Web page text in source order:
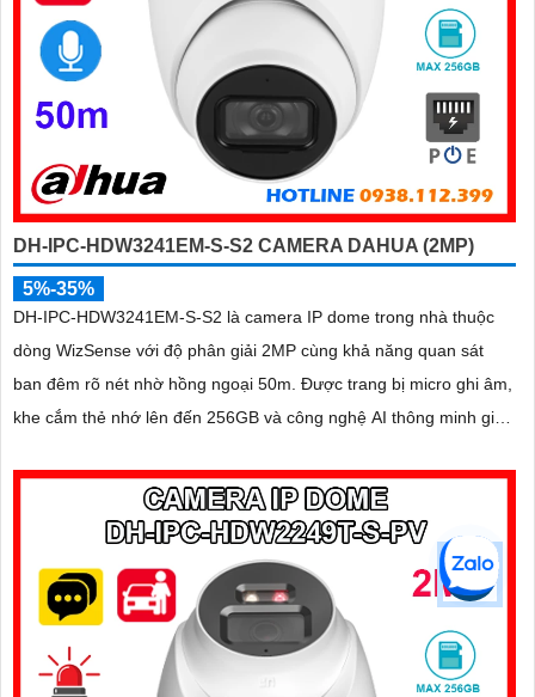
DH-IPC-HDW3241EM-S-S2 CAMERA DAHUA (2MP)
5%-35%
DH-IPC-HDW3241EM-S-S2 là camera IP dome trong nhà thuộc
dòng WizSense với độ phân giải 2MP cùng khả năng quan sát
ban đêm rõ nét nhờ hồng ngoại 50m. Được trang bị micro ghi âm,
khe cắm thẻ nhớ lên đến 256GB và công nghệ AI thông minh giúp
quả giám sát vượt trội